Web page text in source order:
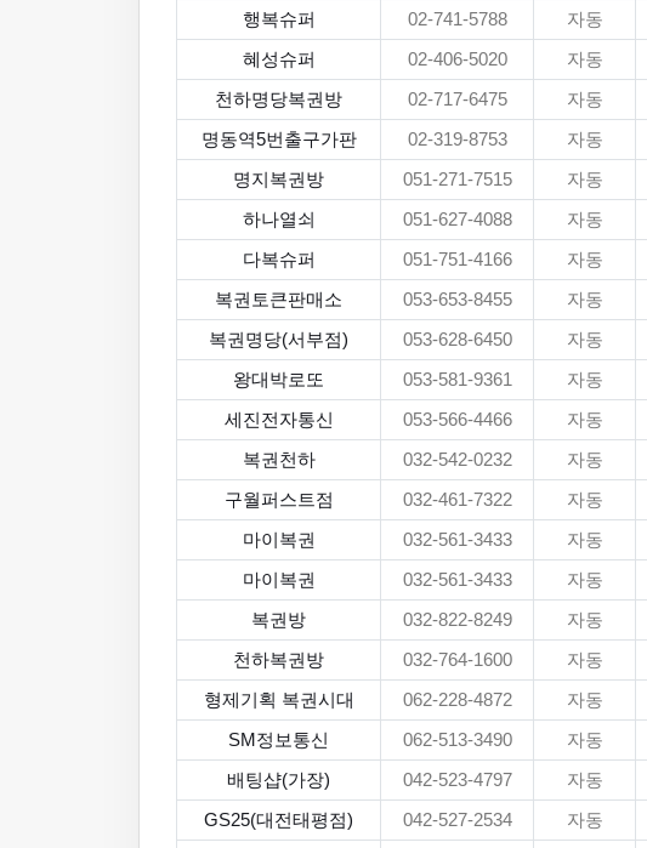
행복슈퍼 02-741-5788 자동
혜성슈퍼 02-406-5020 자동
천하명당복권방 02-717-6475 자동
명동역5번출구가판 02-319-8753 자동
명지복권방 051-271-7515 자동
하나열쇠 051-627-4088 자동
다복슈퍼 051-751-4166 자동
복권토큰판매소 053-653-8455 자동
복권명당(서부점) 053-628-6450 자동
왕대박로또 053-581-9361 자동
세진전자통신 053-566-4466 자동
복권천하 032-542-0232 자동
구월퍼스트점 032-461-7322 자동
마이복권 032-561-3433 자동
마이복권 032-561-3433 자동
복권방 032-822-8249 자동
천하복권방 032-764-1600 자동
형제기획 복권시대 062-228-4872 자동
SM정보통신 062-513-3490 자동
배팅샵(가장) 042-523-4797 자동
GS25(대전태평점) 042-527-2534 자동